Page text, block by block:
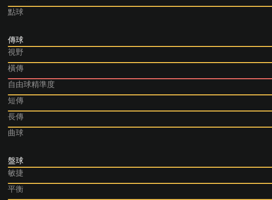
點球
傳球
視野
橫傳
自由球精準度
短傳
長傳
曲球
盤球
敏捷
平衡